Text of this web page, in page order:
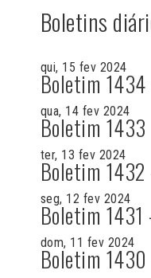
Boletins
qui, 15 fev 2024
Boletim
qua, 14 fev 2024
Boletim
ter, 13 fev 2024
Boletim
seg, 12 fev 2024
Boletim 1431
dom, 11 fev 2024
Boletim